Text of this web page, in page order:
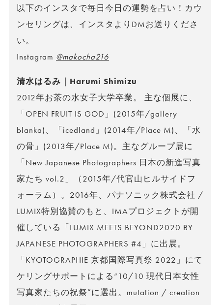
以下のインスタで毎日今日の運勢を占い！カウ
ンセリングは、インスタよりDMお送りくださ
い。
Instagram @makocha216
清水はるみ｜Harumi Shimizu
2012年お茶の水女子大学卒業。 主な個展に、
「OPEN FRUIT IS GOD」(2015年/gallery
blanka)、「icedland」(2014年/Place M)、「水
の骨」(2013年/Place M)。主なグループ展に
「New Japanese Photographers 日本の新進写真
家たち vol.2」（2015年/代官山ヒルサイドフ
ォーラム）。2016年、パナソニック株式会社 /
LUMIX特別協賛のもと、IMAプロジェクトが開
催している「LUMIX MEETS BEYOND2020 BY
JAPANESE PHOTOGRAPHERS #4」に出展。
「KYOTOGRAPHIE 京都国際写真祭 2022」にて
ケリングサポートによる“10/10 現代日本女性
写真家たちの祝祭”に選出。mutation / creation